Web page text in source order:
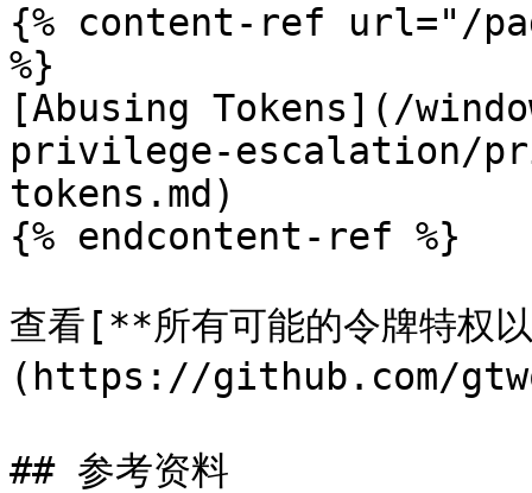
{% content-ref url="/
%}
[Abusing Tokens](/
privilege-escalation/
tokens.md)
{% endcontent-ref %}
查看[**所有可能的令牌特权
(https://github.com/
## 参考资料